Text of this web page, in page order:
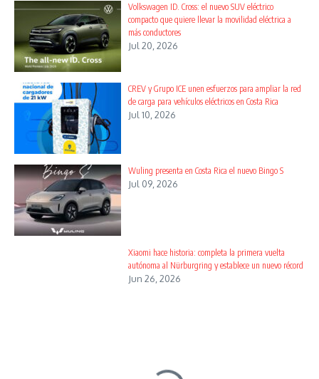
Volkswagen ID. Cross: el nuevo SUV eléctrico
compacto que quiere llevar la movilidad eléctrica a
más conductores
Jul 20, 2026
CREV y Grupo ICE unen esfuerzos para ampliar la red
de carga para vehículos eléctricos en Costa Rica
Jul 10, 2026
Wuling presenta en Costa Rica el nuevo Bingo S
Jul 09, 2026
Xiaomi hace historia: completa la primera vuelta
autónoma al Nürburgring y establece un nuevo récord
Jun 26, 2026